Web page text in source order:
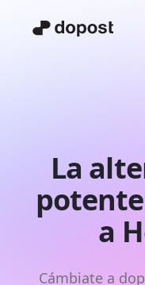
La
a
Cámbiate a